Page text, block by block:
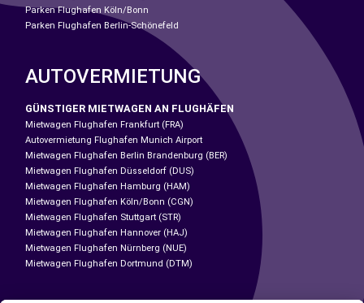
Parken Flughafen Köln/Bonn
Parken Flughafen Berlin-Schönefeld
AUTOVERMIETUNG
GÜNSTIGER MIETWAGEN AN FLUGHÄFEN
Mietwagen Flughafen Frankfurt (FRA)
Autovermietung Flughafen Munich Airport
Mietwagen Flughafen Berlin Brandenburg (BER)
Mietwagen Flughafen Düsseldorf (DUS)
Mietwagen Flughafen Hamburg (HAM)
Mietwagen Flughafen Köln/Bonn (CGN)
Mietwagen Flughafen Stuttgart (STR)
Mietwagen Flughafen Hannover (HAJ)
Mietwagen Flughafen Nürnberg (NUE)
Mietwagen Flughafen Dortmund (DTM)